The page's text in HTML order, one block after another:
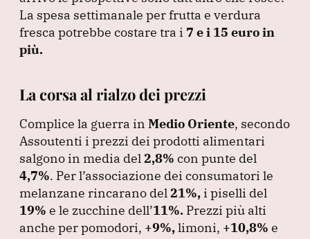
La spesa settimanale per frutta e verdura
fresca potrebbe costare tra i 7 e i 15 euro in
più.
La corsa al rialzo dei prezzi
Complice la guerra in Medio Oriente, secondo
Assoutenti i prezzi dei prodotti alimentari
salgono in media del 2,8% con punte del
4,7%. Per l’associazione dei consumatori le
melanzane rincarano del 21%, i piselli del
19% e le zucchine dell’11%. Prezzi più alti
anche per pomodori, +9%,limoni, +10,8% e